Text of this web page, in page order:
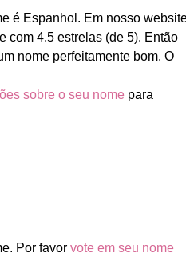
é Espanhol. Em nosso
com 4.5 estrelas (de 5). Então
nome perfeitamente bom. O
sobre o seu nomepara
Por favor vote em seu nome